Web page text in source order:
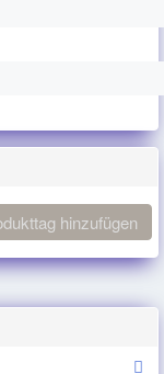
hinzufügen